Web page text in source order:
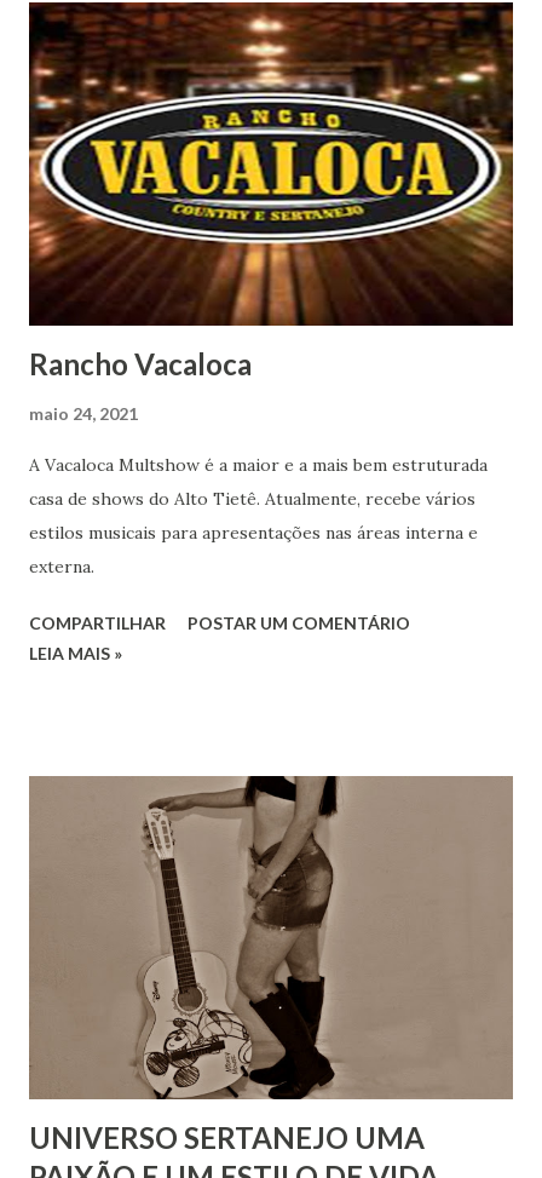
Rancho Vacaloca
maio 24, 2021
A Vacaloca Multshow é a maior e a mais bem estruturada
casa de shows do Alto Tietê. Atualmente, recebe vários
estilos musicais para apresentações nas áreas interna e
externa.
COMPARTILHAR
POSTAR UM COMENTÁRIO
LEIA MAIS »
UNIVERSO SERTANEJO UMA